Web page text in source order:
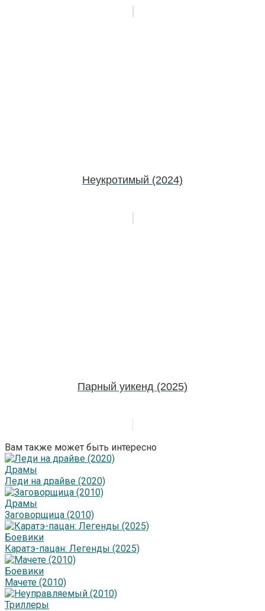
Неукротимый (2024)
Парный уикенд (2025)
Вам также может быть интересно
Драмы
Леди на драйве (2020)
Драмы
Заговорщица (2010)
Боевики
Каратэ-пацан: Легенды (2025)
Боевики
Мачете (2010)
Триллеры